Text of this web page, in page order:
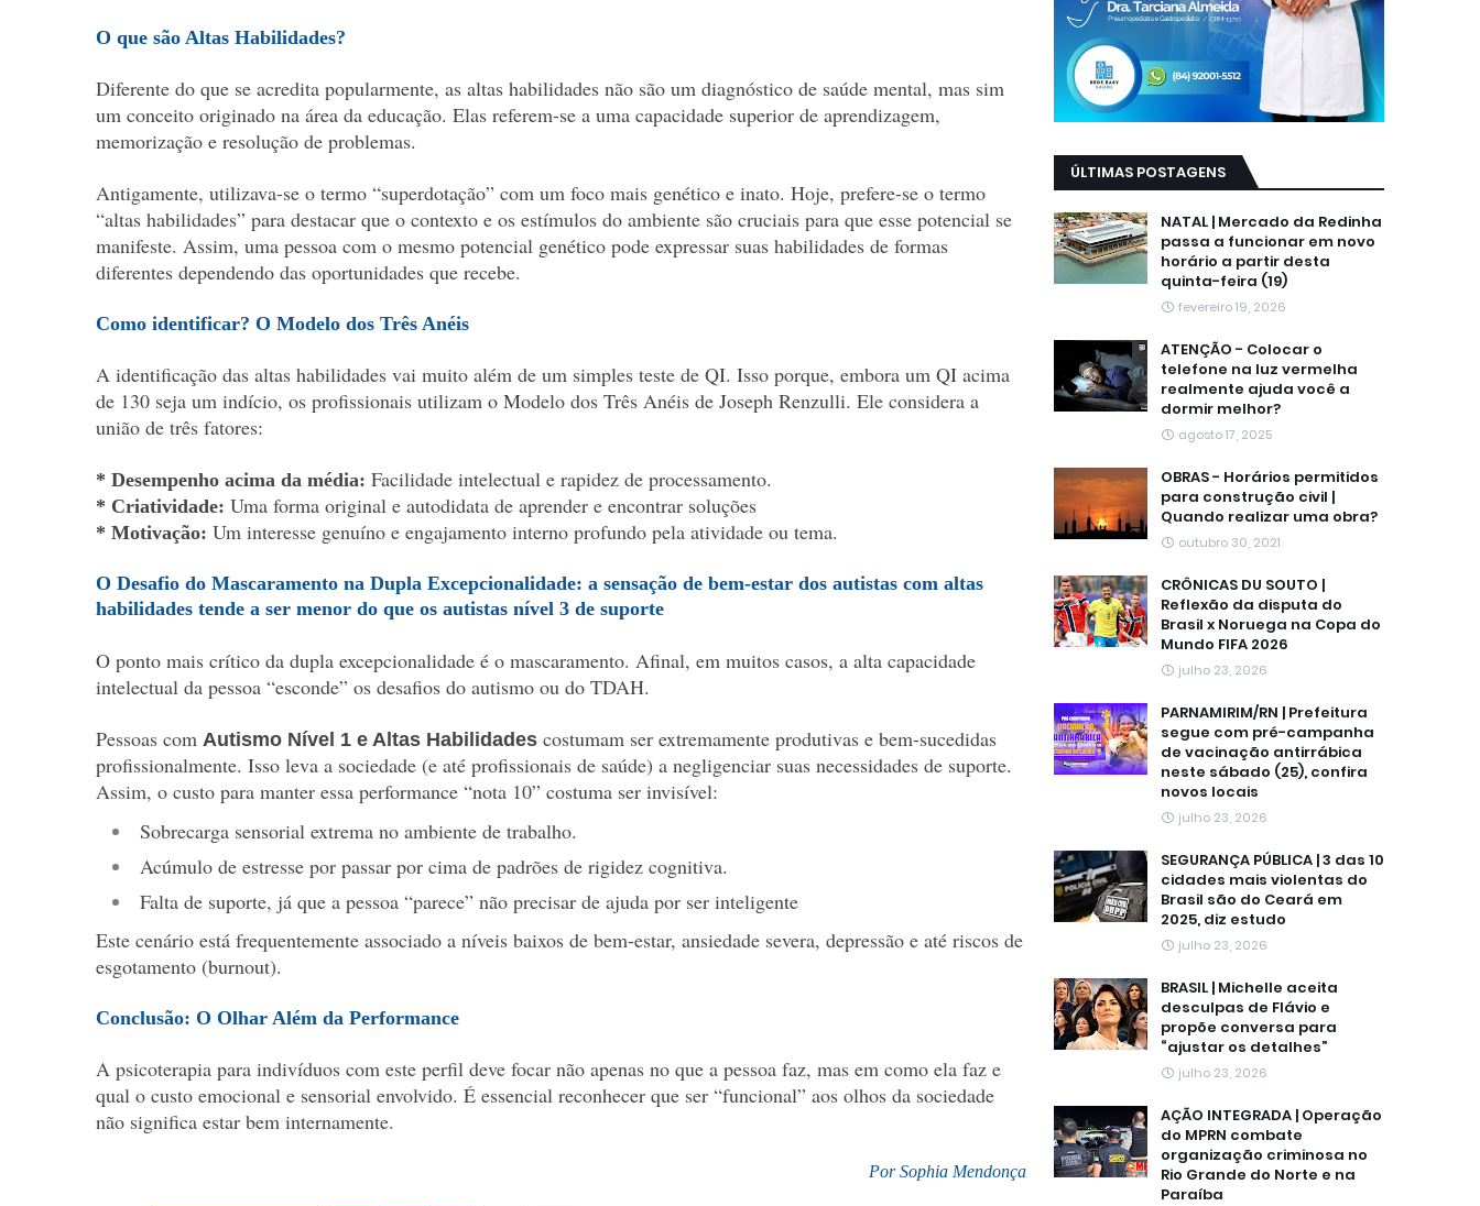
O que são Altas Habilidades?
Diferente do que se acredita popularmente, as altas habilidades não são um diagnóstico de saúde mental, mas sim
um conceito originado na área da educação. Elas referem-se a uma capacidade superior de aprendizagem,
memorização e resolução de problemas.
Antigamente, utilizava-se o termo “superdotação” com um foco mais genético e inato. Hoje, prefere-se o termo
“altas habilidades” para destacar que o contexto e os estímulos do ambiente são cruciais para que esse potencial se
manifeste. Assim, uma pessoa com o mesmo potencial genético pode expressar suas habilidades de formas
diferentes dependendo das oportunidades que recebe.
Como identificar? O Modelo dos Três Anéis
A identificação das altas habilidades vai muito além de um simples teste de QI. Isso porque, embora um QI acima
de 130 seja um indício, os profissionais utilizam o Modelo dos Três Anéis de Joseph Renzulli. Ele considera a
união de três fatores:
* Desempenho acima da média: Facilidade intelectual e rapidez de processamento.
* Criatividade: Uma forma original e autodidata de aprender e encontrar soluções
* Motivação: Um interesse genuíno e engajamento interno profundo pela atividade ou tema.
O Desafio do Mascaramento na Dupla Excepcionalidade: a sensação de bem-estar dos autistas com altas
habilidades tende a ser menor do que os autistas nível 3 de suporte
O ponto mais crítico da dupla excepcionalidade é o mascaramento. Afinal, em muitos casos, a alta capacidade
intelectual da pessoa “esconde” os desafios do autismo ou do TDAH.
Pessoas com Autismo Nível 1 e Altas Habilidades costumam ser extremamente produtivas e bem-sucedidas
profissionalmente. Isso leva a sociedade (e até profissionais de saúde) a negligenciar suas necessidades de suporte.
Assim, o custo para manter essa performance “nota 10” costuma ser invisível:
Sobrecarga sensorial extrema no ambiente de trabalho.
Acúmulo de estresse por passar por cima de padrões de rigidez cognitiva.
Falta de suporte, já que a pessoa “parece” não precisar de ajuda por ser inteligente
Este cenário está frequentemente associado a níveis baixos de bem-estar, ansiedade severa, depressão e até riscos de
esgotamento (burnout).
Conclusão: O Olhar Além da Performance
A psicoterapia para indivíduos com este perfil deve focar não apenas no que a pessoa faz, mas em como ela faz e
qual o custo emocional e sensorial envolvido. É essencial reconhecer que ser “funcional” aos olhos da sociedade
não significa estar bem internamente.
Por Sophia Mendonça
ÚLTIMAS POSTAGENS
NATAL | Mercado da Redinha
passa a funcionar em novo
horário a partir desta
quinta-feira (19)
fevereiro 19, 2026
ATENÇÃO - Colocar o
telefone na luz vermelha
realmente ajuda você a
dormir melhor?
agosto 17, 2025
OBRAS - Horários permitidos
para construção civil |
Quando realizar uma obra?
outubro 30, 2021
CRÔNICAS DU SOUTO |
Reflexão da disputa do
Brasil x Noruega na Copa do
Mundo FIFA 2026
julho 23, 2026
PARNAMIRIM/RN | Prefeitura
segue com pré-campanha
de vacinação antirrábica
neste sábado (25), confira
novos locais
julho 23, 2026
SEGURANÇA PÚBLICA | 3 das 10
cidades mais violentas do
Brasil são do Ceará em
2025, diz estudo
julho 23, 2026
BRASIL | Michelle aceita
desculpas de Flávio e
propõe conversa para
“ajustar os detalhes”
julho 23, 2026
AÇÃO INTEGRADA | Operação
do MPRN combate
organização criminosa no
Rio Grande do Norte e na
Paraíba